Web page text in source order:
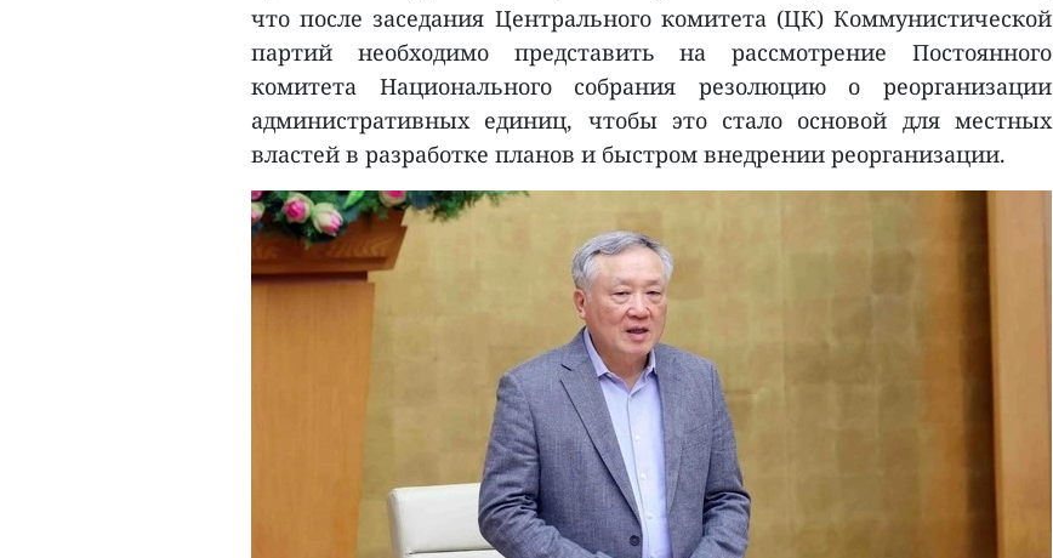
что после заседания Центрального комитета (ЦК) Коммунистической
партий необходимо представить на рассмотрение Постоянного
комитета Национального собрания резолюцию о реорганизации
административных единиц, чтобы это стало основой для местных
властей в разработке планов и быстром внедрении реорганизации.